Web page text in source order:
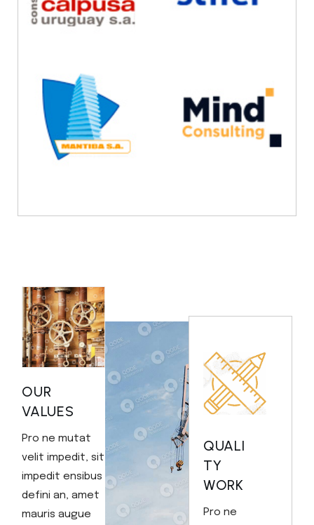
OUR
VALUES
Pro ne mutat
velit impedit, sit
impedit ensibus
defini an, amet
mauris augue
QUALI
TY
WORK
Pro ne